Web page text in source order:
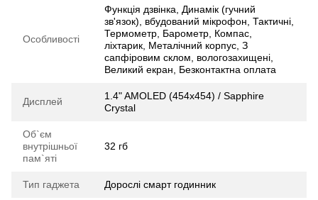
Особливості
Функція дзвінка, Динамік (гучний
зв'язок), вбудований мікрофон, Тактичні,
Термометр, Барометр, Компас,
ліхтарик, Металічний корпус, З
сапфіровим склом, вологозахищені,
Великий екран, Безконтактна оплата
Дисплей
1.4" AMOLED (454x454) / Sapphire
Crystal
Об`єм
внутрішньої
пам`яті
32 гб
Тип гаджета Дорослі смарт годинник